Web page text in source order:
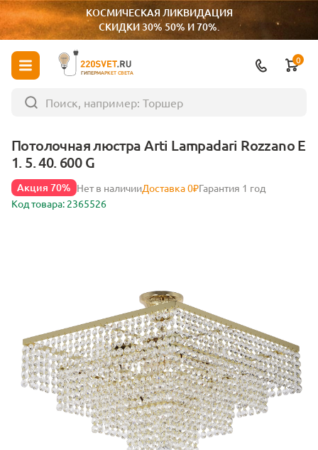
КОСМИЧЕСКАЯ ЛИКВИДАЦИЯ
СКИДКИ 30% 50% И 70%.
ГИПЕРМАРКЕТ СВЕТА
0
Потолочная люстра Arti Lampadari Rozzano E
1. 5. 40. 600 G
Акция 70% Нет в наличииДоставка 0₽Гарантия 1 год
Код товара: 2365526